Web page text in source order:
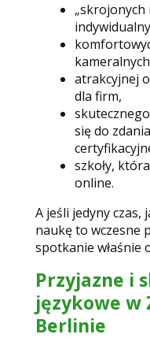
„skrojonych
atrakcyjnej
dla firm,
się do
szkoły,
online.
A jeśli jedyny czas,
naukę to wczesne
spotkanie właśnie
Przyjazne i
językowe w
Berlinie